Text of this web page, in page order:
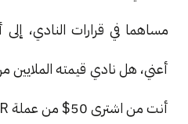
مساهما في قرارات النادي،
أعني، هل نادي قيمته الملايين
أنت من اشترى 50$ من عملة BAR؟